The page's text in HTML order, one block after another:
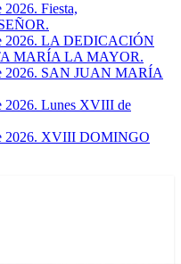
2026. Fiesta,
2026. LA DEDICACIÓN
MARÍA LA MAYOR.
2026. SAN JUAN MARÍA
2026. Lunes XVIII de
2026. XVIII DOMINGO